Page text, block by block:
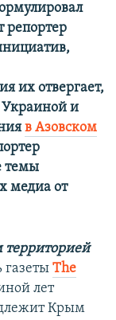
репортер
их отвергает,
Украиной и
в Азовском
темы
медиа от
газеты Тhe
лет
Крым